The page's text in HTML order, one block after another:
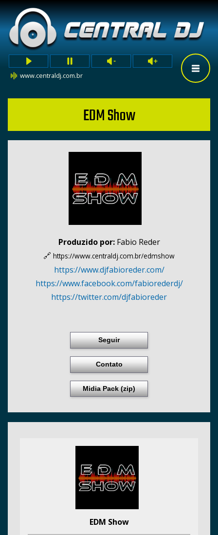
www.centraldj.com.br
EDM Show
Produzido por:Fabio Reder
🔗 https://www.centraldj.com.br/edmshow
https://www.djfabioreder.com/
https://www.facebook.com/fabiorederdj/
https://twitter.com/djfabioreder
Seguir
Contato
Midia Pack (zip)
EDM Show